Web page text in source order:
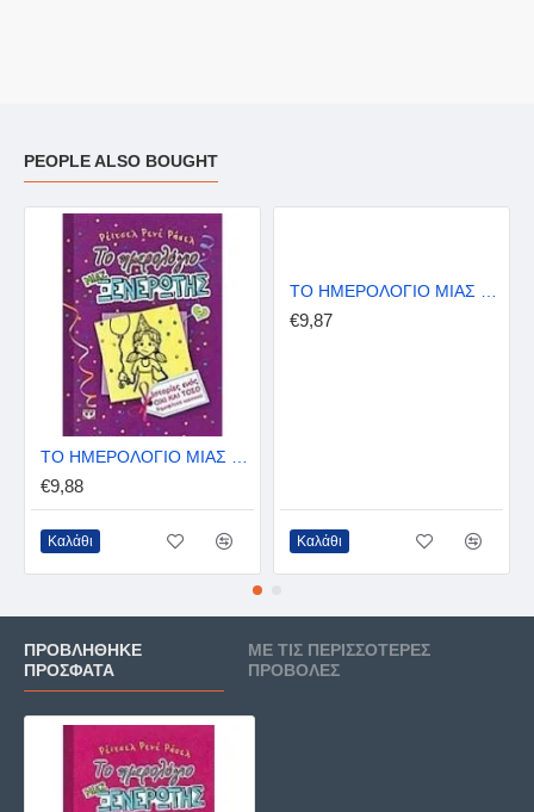
PEOPLE ALSO BOUGHT
€9,88
Καλάθι
€9,87
Καλάθι
ΠΡΟΒΛΉΘΗΚΕ
ΠΡΌΣΦΑΤΑ
ΜΕ ΤΙΣ ΠΕΡΙΣΣΌΤΕΡΕΣ
ΠΡΟΒΟΛΈΣ